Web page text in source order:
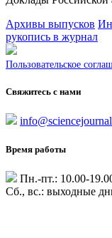
Архивы выпусков
рукопись в журнал
Пользовательское
Свяжитесь с нами
Время работы
Пн.-пт.: 10.00-
Сб., вс.: выходные